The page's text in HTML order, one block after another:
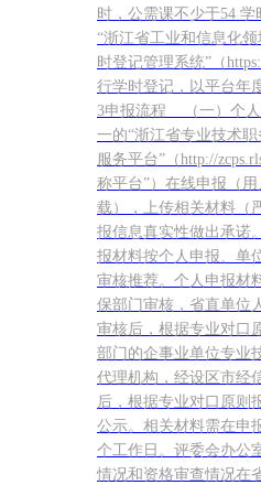
时，公需课不少于54
“浙江省工业和信息化
时登记管理系统”（
行学时登记，以平台年
3申报流程 （一）个人
一的“浙江省专业技术
服务平台”（http://
称平台”）在线申报（
载），上传相关材料（
报信息真实性做出承
报材料按个人申报、单
审核推荐。个人申报材
保部门审核，省直单位
审核后，根据专业对口
部门的企事业单位专业
代理机构，经设区市经
后，根据专业对口原则
公示。相关材料需在申
个工作日。评委会办公
情况和资格审查情况在